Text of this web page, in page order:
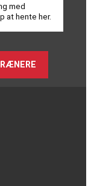
med
at hente her.